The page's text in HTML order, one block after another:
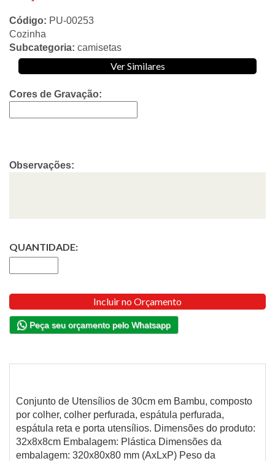
Código: PU-00253
Cozinha
Subcategoria: camisetas
Ver Similares
Cores de Gravação:
Observações:
QUANTIDADE:
Incluir no Orçamento
Peça seu orçamento pelo Whatsapp
Conjunto de Utensílios de 30cm em Bambu, composto
por colher, colher perfurada, espátula perfurada,
espátula reta e porta utensílios. Dimensões do produto:
32x8x8cm Embalagem: Plástica Dimensões da
embalagem: 320x80x80 mm (AxLxP) Peso da